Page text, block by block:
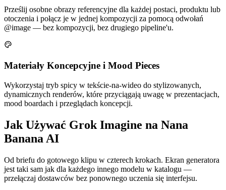
Prześlij osobne obrazy referencyjne dla każdej postaci, produktu lub
otoczenia i połącz je w jednej kompozycji za pomocą odwołań
@image — bez kompozycji, bez drugiego pipeline'u.
Materiały Koncepcyjne i Mood Pieces
Wykorzystaj tryb spicy w tekście-na-wideo do stylizowanych,
dynamicznych renderów, które przyciągają uwagę w prezentacjach,
mood boardach i przeglądach koncepcji.
Jak Używać Grok Imagine na Nana
Banana AI
Od briefu do gotowego klipu w czterech krokach. Ekran generatora
jest taki sam jak dla każdego innego modelu w katalogu —
przełączaj dostawców bez ponownego uczenia się interfejsu.